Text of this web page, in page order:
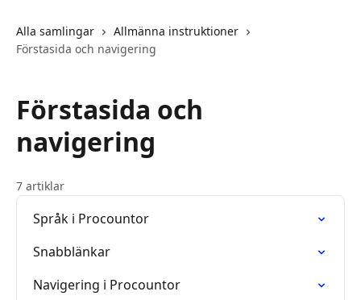
Alla samlingar
Allmänna instruktioner
Förstasida och navigering
Förstasida och
navigering
7 artiklar
Språk i Procountor
Snabblänkar
Navigering i Procountor